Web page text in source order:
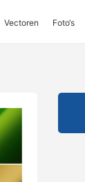
Vectoren Foto‘s